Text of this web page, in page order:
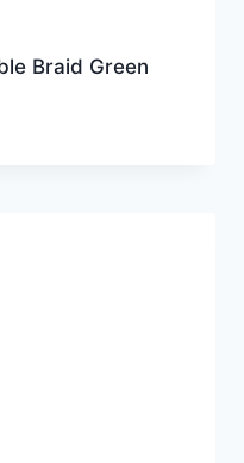
Braid Green